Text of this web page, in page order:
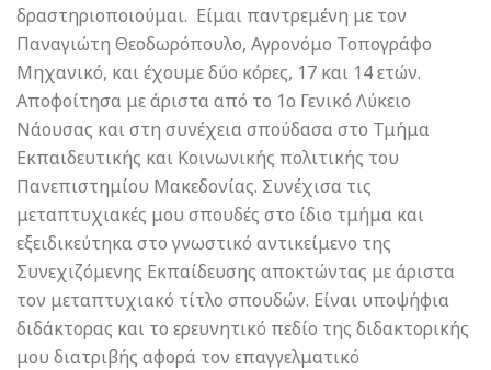
δραστηριοποιούμαι. Είμαι παντρεμένη με τον
Παναγιώτη Θεοδωρόπουλο, Αγρονόμο Τοπογράφο
Μηχανικό, και έχουμε δύο κόρες, 17 και 14 ετών.
Αποφοίτησα με άριστα από το 1ο Γενικό Λύκειο
Νάουσας και στη συνέχεια σπούδασα στο Τμήμα
Εκπαιδευτικής και Κοινωνικής πολιτικής του
Πανεπιστημίου Μακεδονίας. Συνέχισα τις
μεταπτυχιακές μου σπουδές στο ίδιο τμήμα και
εξειδικεύτηκα στο γνωστικό αντικείμενο της
Συνεχιζόμενης Εκπαίδευσης αποκτώντας με άριστα
τον μεταπτυχιακό τίτλο σπουδών. Είναι υποψήφια
διδάκτορας και το ερευνητικό πεδίο της διδακτορικής
μου διατριβής αφορά τον επαγγελματικό